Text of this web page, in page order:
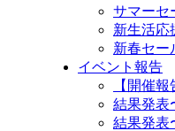
サマーセ
新生活応
新春セー
イベント報告
【開催
結果発表
結果発表